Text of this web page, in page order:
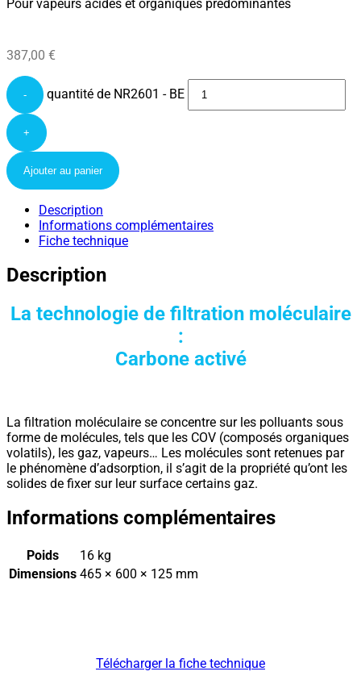
Pour vapeurs acides et organiques prédominantes
387,00 €
- quantité de NR2601 - BE
+
Ajouter au panier
Description
Informations complémentaires
Fiche technique
Description
La technologie de filtration moléculaire
:
Carbone activé
La filtration moléculaire se concentre sur les polluants sous
forme de molécules, tels que les COV (composés organiques
volatils), les gaz, vapeurs… Les molécules sont retenues par
le phénomène d’adsorption, il s’agit de la propriété qu’ont les
solides de fixer sur leur surface certains gaz.
Informations complémentaires
Poids
16 kg
Dimensions 465 × 600 × 125 mm
Télécharger la fiche technique